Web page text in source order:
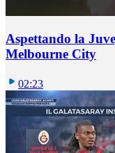
Aspettando la
Melbourne City
02:23